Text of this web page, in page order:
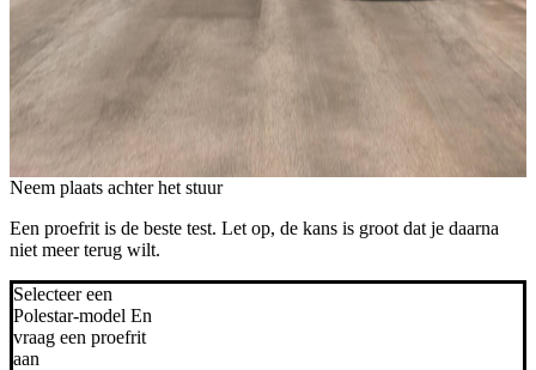
Neem plaats achter het stuur
Een proefrit is de beste test. Let op, de kans is groot dat je daarna
niet meer terug wilt.
Selecteer een
Polestar-model En
vraag een proefrit
aan